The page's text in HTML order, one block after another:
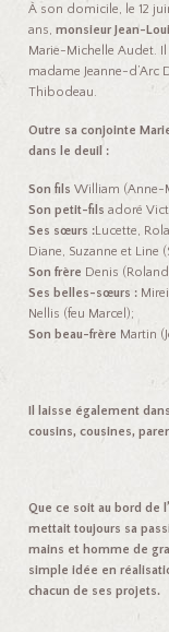
À son domicile, le 12
ans,monsieur Jean-
Marie-Michelle Audet.
madame Jeanne-d’Arc
Thibodeau.
Outre sa conjointe
dans le deuil :
Son fils William (Anne-
Son petit-fils adoré
Ses sœurs :Lucette,
Diane, Suzanne et Line
Son frère Denis
Ses belles-sœurs :
Nellis (feu Marcel);
Son beau-frère Martin
Il laisse également
cousins, cousines,
Que ce soit au bord de
mettait toujours sa
mains et homme de
simple idée en
chacun de ses projets.